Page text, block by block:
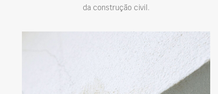
da construção civil.